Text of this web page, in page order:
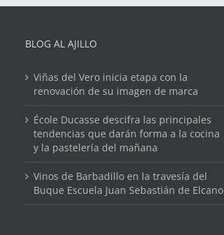
BLOG AL AJILLO
Viñas del Vero inicia etapa con la
renovación de su imagen de marca
École Ducasse descifra las principales
tendencias que darán forma a la cocina
y la pastelería del mañana
Vinos de Barbadillo en la travesía del
Buque Escuela Juan Sebastián de Elcano